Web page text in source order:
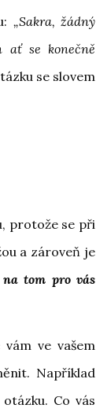
„Sakra, žádný
ať se konečně
se slovem
protože se při
a zároveň je
tom pro vás
ve vašem
Například
Co vás